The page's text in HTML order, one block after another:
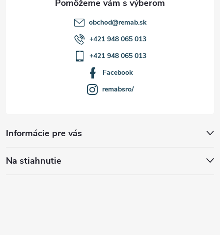
Informácie pre vás
Na stiahnutie
obchod@remab.sk
+421 948 065 013
+421 948 065 013
Facebook
remabsro/